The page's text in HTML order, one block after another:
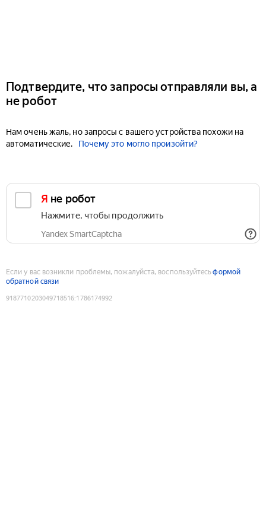
Подтвердите, что запросы отправляли вы, а
не робот
Нам очень жаль, но запросы с вашего устройства похожи на
автоматические.
Почему это могло произойти?
Я не робот
Нажмите, чтобы продолжить
Yandex SmartCaptcha
Если у вас возникли проблемы, пожалуйста, воспользуйтесьформой
обратной связи
9187710203049718516:1786174992